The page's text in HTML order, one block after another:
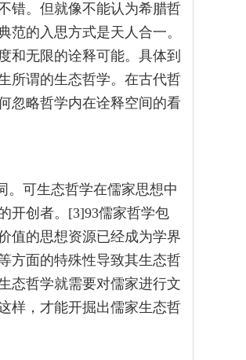
错。但就像不能认为希腊哲
的入思方式是天人合一。
和无限的诠释可能。具体到
所谓的生态哲学。在古代哲
忽略哲学内在诠释空间的看
。可生态哲学在儒家思想中
开创者。[3]93儒家哲学包
值的思想资源已经成为学界
方面的特殊性导致其生态哲
态哲学就需要对儒家进行文
样，才能开掘出儒家生态哲